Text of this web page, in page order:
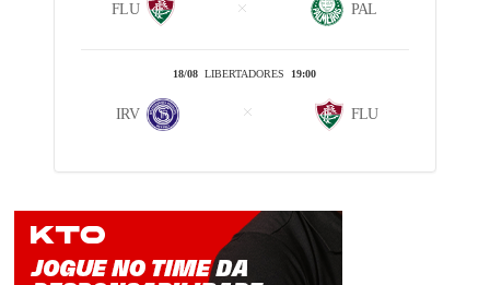
FLU PAL
18/08 LIBERTADORES 19:00
IRV FLU